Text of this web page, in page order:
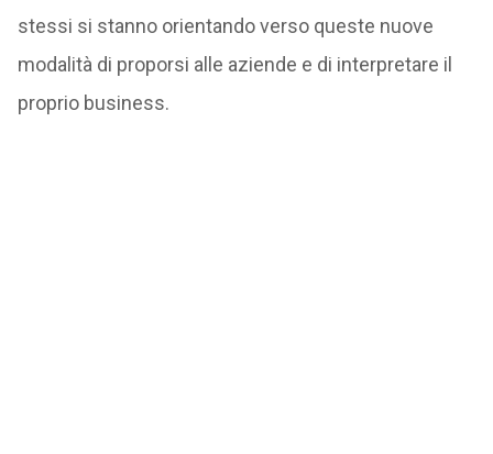
stessi si stanno orientando verso queste nuove
modalità di proporsi alle aziende e di interpretare il
proprio business.